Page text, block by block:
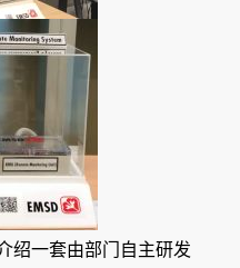
绍一套由部门自主研发